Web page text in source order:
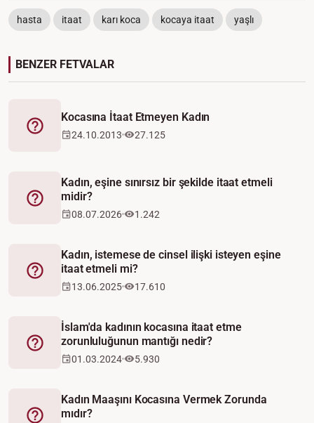
hasta itaat karı koca kocaya itaat yaşlı
BENZER FETVALAR
Fetva
Kocasına İtaat Etmeyen Kadın
24.10.2013 27.125
Fetva
Kadın, eşine sınırsız bir şekilde itaat etmeli
midir?
08.07.2026 1.242
Fetva
Kadın, istemese de cinsel ilişki isteyen eşine
itaat etmeli mi?
13.06.2025 17.610
Fetva
İslam'da kadının kocasına itaat etme
zorunluluğunun mantığı nedir?
01.03.2024 5.930
Kadın Maaşını Kocasına Vermek Zorunda
mıdır?